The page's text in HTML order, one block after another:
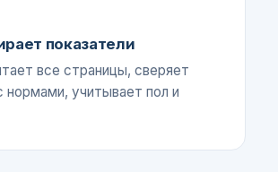
показатели
все страницы, сверяет
нормами, учитывает пол и